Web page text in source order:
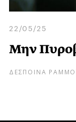
22/05/25
Μην
ΔΕΣΠΟΙΝΑ